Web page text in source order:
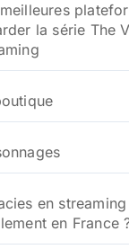
la série The
en
en France